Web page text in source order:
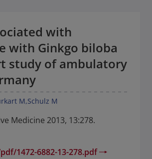
with
with Ginkgo biloba
study of ambulatory
M Schulz M
Medicine 2013, 13:278.
1472-6882-13-278.pdf